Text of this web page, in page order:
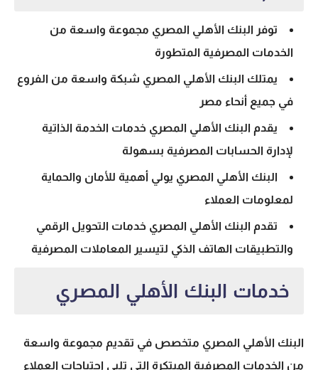
توفر البنك الأهلي المصري مجموعة واسعة من
الخدمات المصرفية المتطورة
يمتلك البنك الأهلي المصري شبكة واسعة من الفروع
في جميع أنحاء مصر
يقدم البنك الأهلي المصري خدمات الخدمة الذاتية
لإدارة الحسابات المصرفية بسهولة
البنك الأهلي المصري يولي أهمية للأمان والحماية
لمعلومات العملاء
تقدم البنك الأهلي المصري خدمات التحويل الرقمي
والتطبيقات الهاتف الذكي لتيسير المعاملات المصرفية
خدمات البنك الأهلي المصري
البنك الأهلي المصري متخصص في تقديم مجموعة واسعة
من الخدمات المصرفية المبتكرة التي تلبي احتياجات العملاء